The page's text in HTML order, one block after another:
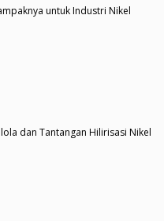
untuk Industri Nikel
dan Tantangan Hilirisasi Nikel